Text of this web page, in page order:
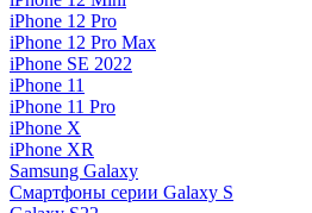
iPhone 12 Pro
iPhone 12 Pro Max
iPhone SE 2022
iPhone 11
iPhone 11 Pro
iPhone X
iPhone XR
Samsung Galaxy
Смартфоны серии Galaxy S